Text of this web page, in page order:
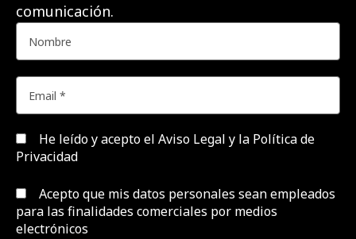
comunicación.
He leído y acepto el Aviso Legal y la Política de
Privacidad
Acepto que mis datos personales sean empleados
para las finalidades comerciales por medios
electrónicos